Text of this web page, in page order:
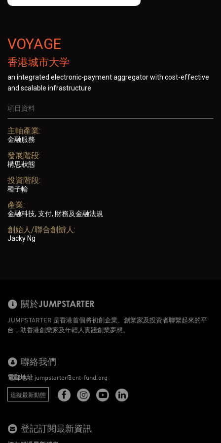
VOYAGE
香港城市大学
an integrated electronic-payment aggregator with cost-effective
and scalable infrastructure
項目資料
主軸產業:
金融服務
發展階段:
構思狀態
投資階段:
種子輪
產業:
金融科技, 支付, 財務及金融法規
創始人/聯合創辧人:
Jacky Ng
關於JUMPSTARTER
JUMPSTARTER 是香港首個將初創企業、創業家及投資者聯繫起來的平
台，助香港創業家及年輕人實踐創業夢想。
聯絡我們
電郵地址 jumpstarter@ent-fund.org
追蹤最新動態
登記訂閱最新資訊